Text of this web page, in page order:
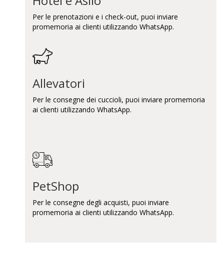
Per le prenotazioni e i check-out, puoi inviare
promemoria ai clienti utilizzando WhatsApp.
Allevatori
Per le consegne dei cuccioli, puoi inviare promemoria
ai clienti utilizzando WhatsApp.
PetShop
Per le consegne degli acquisti, puoi inviare
promemoria ai clienti utilizzando WhatsApp.